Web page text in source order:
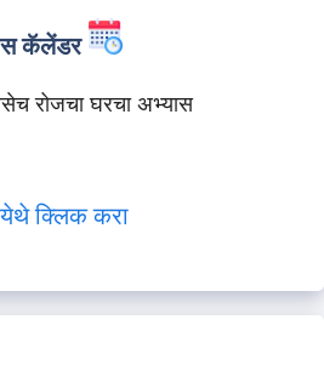
कॅलेंडर
रोजचा घरचा अभ्यास
येथे क्लिक करा